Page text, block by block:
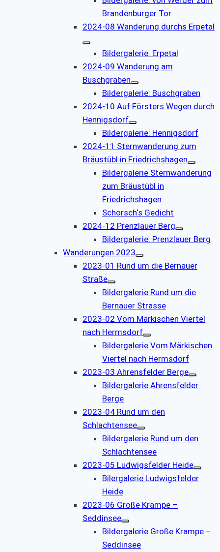
Brandenburger Tor
2024-08 Wanderung durchs Erpetal
Bildergalerie: Erpetal
2024-09 Wanderung am
Buschgraben
Bildergalerie: Buschgraben
2024-10 Auf Försters Wegen durch
Hennigsdorf
Bildergalerie: Hennigsdorf
2024-11 Sternwanderung zum
Bräustübl in Friedrichshagen
Bildergalerie Sternwanderung
zum Bräustübl in
Friedrichshagen
Schorsch‘s Gedicht
2024-12 Prenzlauer Berg
Bildergalerie: Prenzlauer Berg
Wanderungen 2023
2023-01 Rund um die Bernauer
Straße
Bildergalerie Rund um die
Bernauer Strasse
2023-02 Vom Märkischen Viertel
nach Hermsdorf
Bildergalerie Vom Märkischen
Viertel nach Hermsdorf
2023-03 Ahrensfelder Berge
Bildergalerie Ahrensfelder
Berge
2023-04 Rund um den
Schlachtensee
Bildergalerie Rund um den
Schlachtensee
2023-05 Ludwigsfelder Heide
Bilergalerie Ludwigsfelder
Heide
2023-06 Große Krampe –
Seddinsee
Bildergalerie Große Krampe –
Seddinsee